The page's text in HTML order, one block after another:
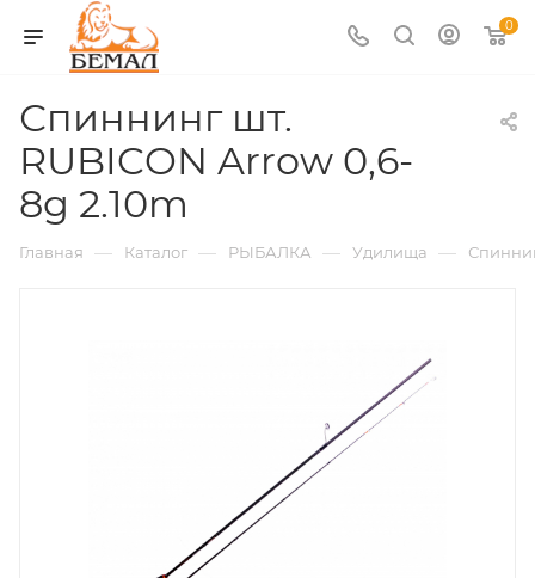
0
Спиннинг шт.
RUBICON Arrow 0,6-
8g 2.10m
Главная — Каталог — РЫБАЛКА — Удилища —